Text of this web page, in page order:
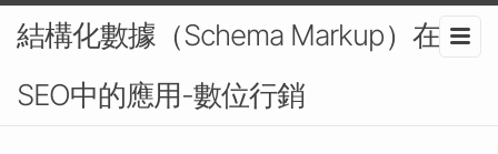
結構化數據（Schema Markup）在
SEO中的應用-數位行銷